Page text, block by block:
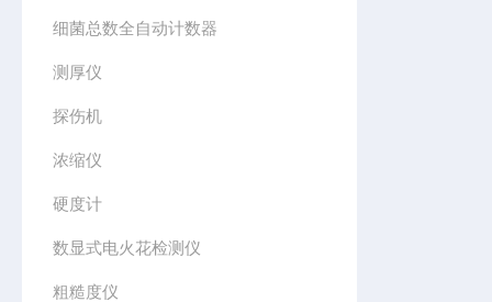
细菌总数全自动计数器
测厚仪
探伤机
浓缩仪
硬度计
数显式电火花检测仪
粗糙度仪